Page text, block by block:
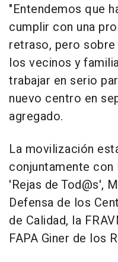
"Entendemos que
cumplir con una
retraso, pero
los vecinos y
trabajar en serio
nuevo centro en
agregado.
La movilización
conjuntamente
'Rejas de Tod@s',
Defensa de los
de Calidad, la
FAPA Giner de los